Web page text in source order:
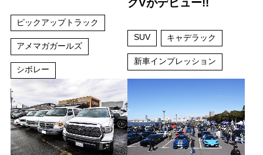
ピックアップトラック
アメマガガールズ
シボレー
クVがデビュー!!
SUV キャデラック
新車インプレッション